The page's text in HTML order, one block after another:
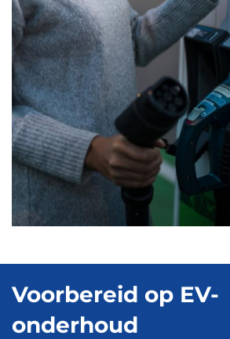
Voorbereid op EV-
onderhoud